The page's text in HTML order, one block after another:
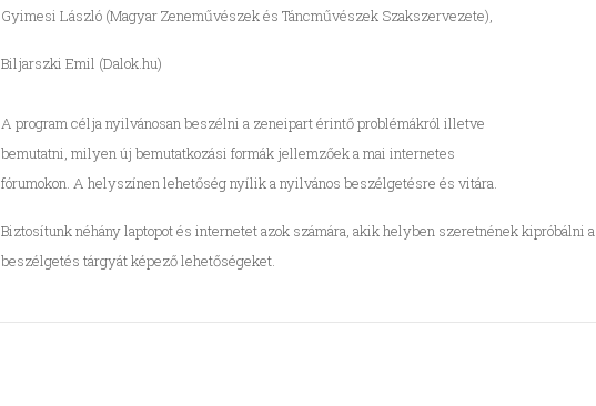
Gyimesi László (Magyar Zeneművészek és Táncművészek Szakszervezete),
Biljarszki Emil (Dalok.hu)
A program célja nyilvánosan beszélni a zeneipart érintő problémákról illetve
bemutatni, milyen új bemutatkozási formák jellemzőek a mai internetes
fórumokon. A helyszínen lehetőség nyílik a nyilvános beszélgetésre és vitára.
Biztosítunk néhány laptopot és internetet azok számára, akik helyben szeretnének kipróbálni a
beszélgetés tárgyát képező lehetőségeket.